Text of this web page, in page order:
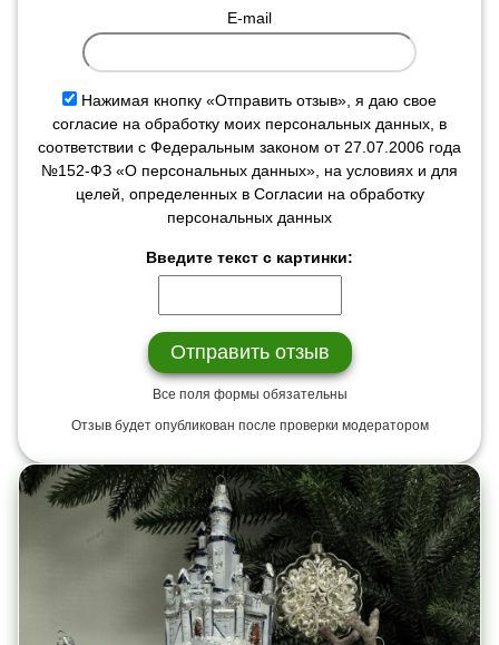
E-mail
Нажимая кнопку «Отправить отзыв», я даю свое
согласие на обработку моих персональных данных, в
соответствии с Федеральным законом от 27.07.2006 года
№152-ФЗ «О персональных данных», на условиях и для
целей, определенных в Согласии на обработку
персональных данных
Введите текст с картинки:
Все поля формы обязательны
Отзыв будет опубликован после проверки модератором